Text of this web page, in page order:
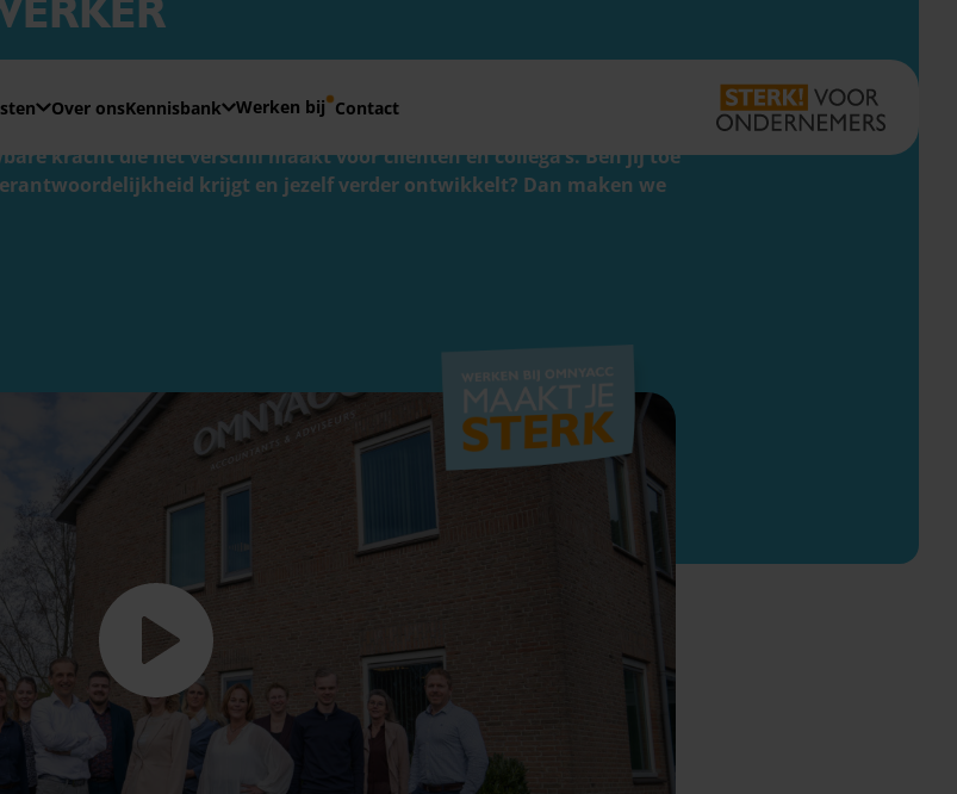
Over onsKennisbank Werken bij Contact
Aangiftemedewerker
kracht die het verschil maakt voor cliënten én collega’s. Ben jij toe
krijgt en jezelf verder ontwikkelt? Dan maken we